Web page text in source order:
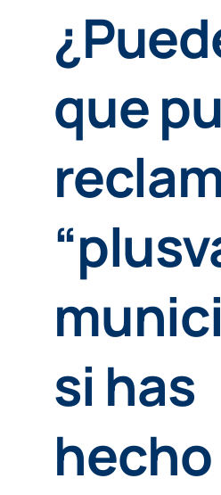
que
si has